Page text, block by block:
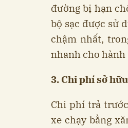
đường bị hạn
bộ sạc được sử
chậm nhất,
nhanh cho
3. Chi phí sở
Chi phí trả
xe chạy bằng